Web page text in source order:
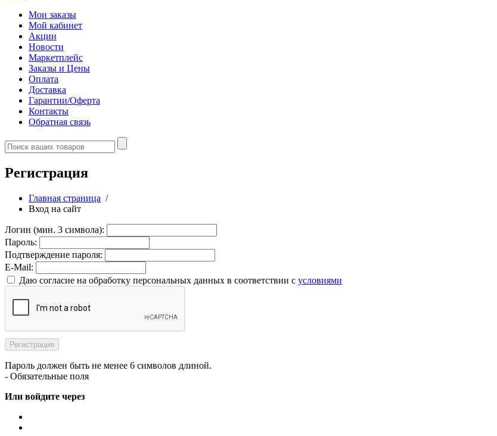
Мои заказы
Мой кабинет
Акции
Новости
Маркетплейс
Заказы и Цены
Оплата
Доставка
Гарантии/Оферта
Контакты
Обратная связь
Регистрация
Главная страница /
Вход на сайт
Логин (мин. 3 символа):
Пароль:
Подтверждение пароля:
E-Mail:
Даю согласие на обработку персональных данных в соответствии с условиями
Пароль должен быть не менее 6 символов длиной.
- Обязательные поля
Или войдите через